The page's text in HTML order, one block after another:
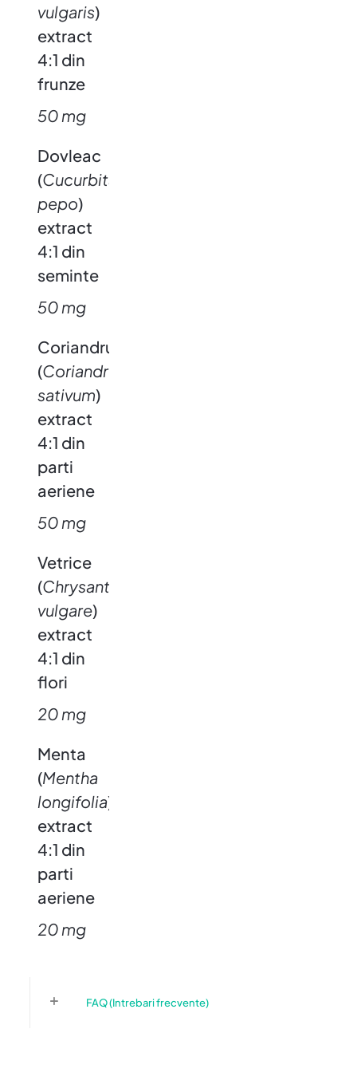
vulgaris)
extract
4:1 din
frunze
50 mg
Dovleac
(Cucurbita
pepo)
extract
4:1 din
seminte
50 mg
Coriandru
(Coriandru
sativum)
extract
4:1 din
parti
aeriene
50 mg
Vetrice
(Chrysantemum
vulgare)
extract
4:1 din
flori
20 mg
Menta
(Mentha
longifolia)
extract
4:1 din
parti
aeriene
20 mg
FAQ (Intrebari frecvente)